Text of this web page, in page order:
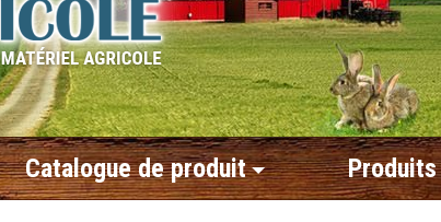
Catalogue de produit